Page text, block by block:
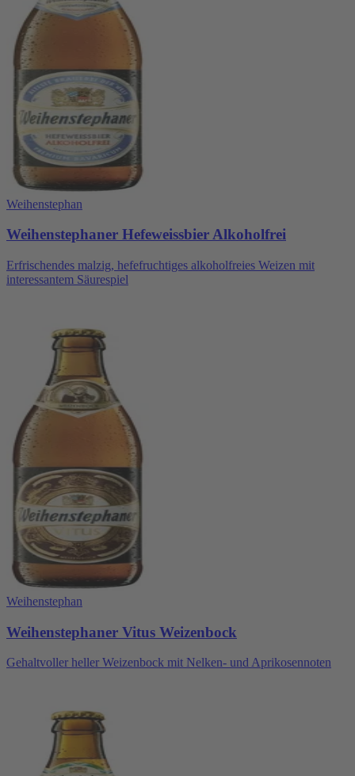
Weihenstephan
Weihenstephaner Hefeweissbier Alkoholfrei
Erfrischendes malzig, hefefruchtiges alkoholfreies Weizen mit
interessantem Säurespiel
Weihenstephan
Weihenstephaner Vitus Weizenbock
Gehaltvoller heller Weizenbock mit Nelken- und Aprikosennoten